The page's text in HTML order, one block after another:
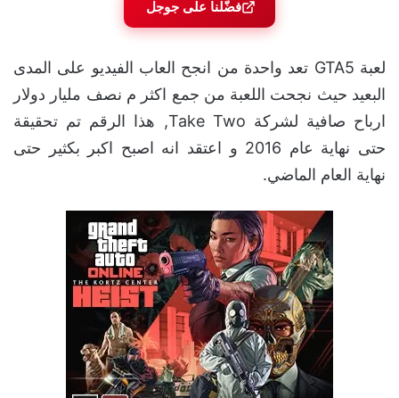
فضّلنا على جوجل
لعبة GTA5 تعد واحدة من انجح العاب الفيديو على المدى
البعيد حيث نجحت اللعبة من جمع اكثر م نصف مليار دولار
ارباح صافية لشركة Take Two, هذا الرقم تم تحقيقة
حتى نهاية عام 2016 و اعتقد انه اصبح اكبر بكثير حتى
نهاية العام الماضي.